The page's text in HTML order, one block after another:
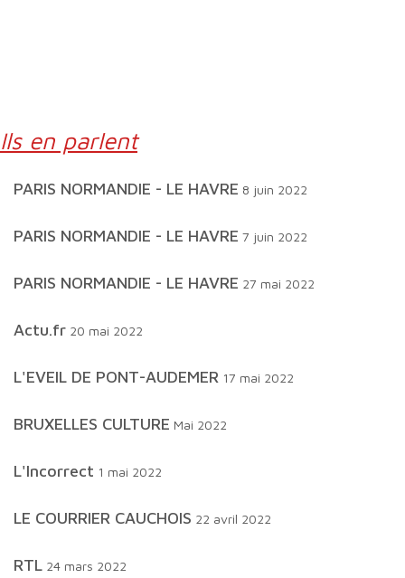
Ils en parlent
PARIS NORMANDIE - LE HAVRE 8 juin 2022
PARIS NORMANDIE - LE HAVRE 7 juin 2022
PARIS NORMANDIE - LE HAVRE 27 mai 2022
actu.fr 20 mai 2022
L'EVEIL DE PONT-AUDEMER 17 mai 2022
BRUXELLES CULTURE Mai 2022
L'Incorrect 1 mai 2022
LE COURRIER CAUCHOIS 22 avril 2022
RTL 24 mars 2022